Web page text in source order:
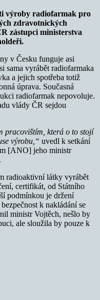
výroby radiofarmak pro
zdravotnických
zástupci ministerstva
v Česku funguje asi
sama vyrábět radiofarmaka
a jejich spotřeba totiž
úprava. Současná
radiofarmak nepovoluje.
vlády ČR sejdou
pracovištím, která o to stojí
výrobu,“ uvedl k setkání
[ANO] jeho ministr
radioaktivní látky vyrábět
certifikát, od Státního
podmínkou je držení
k nakládání se
ministr Vojtěch, nešlo by
ale sloužila by pouze k